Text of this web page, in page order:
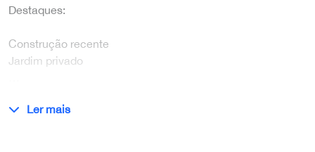
Destaques:
Construção recente
Jardim privado
Ler mais